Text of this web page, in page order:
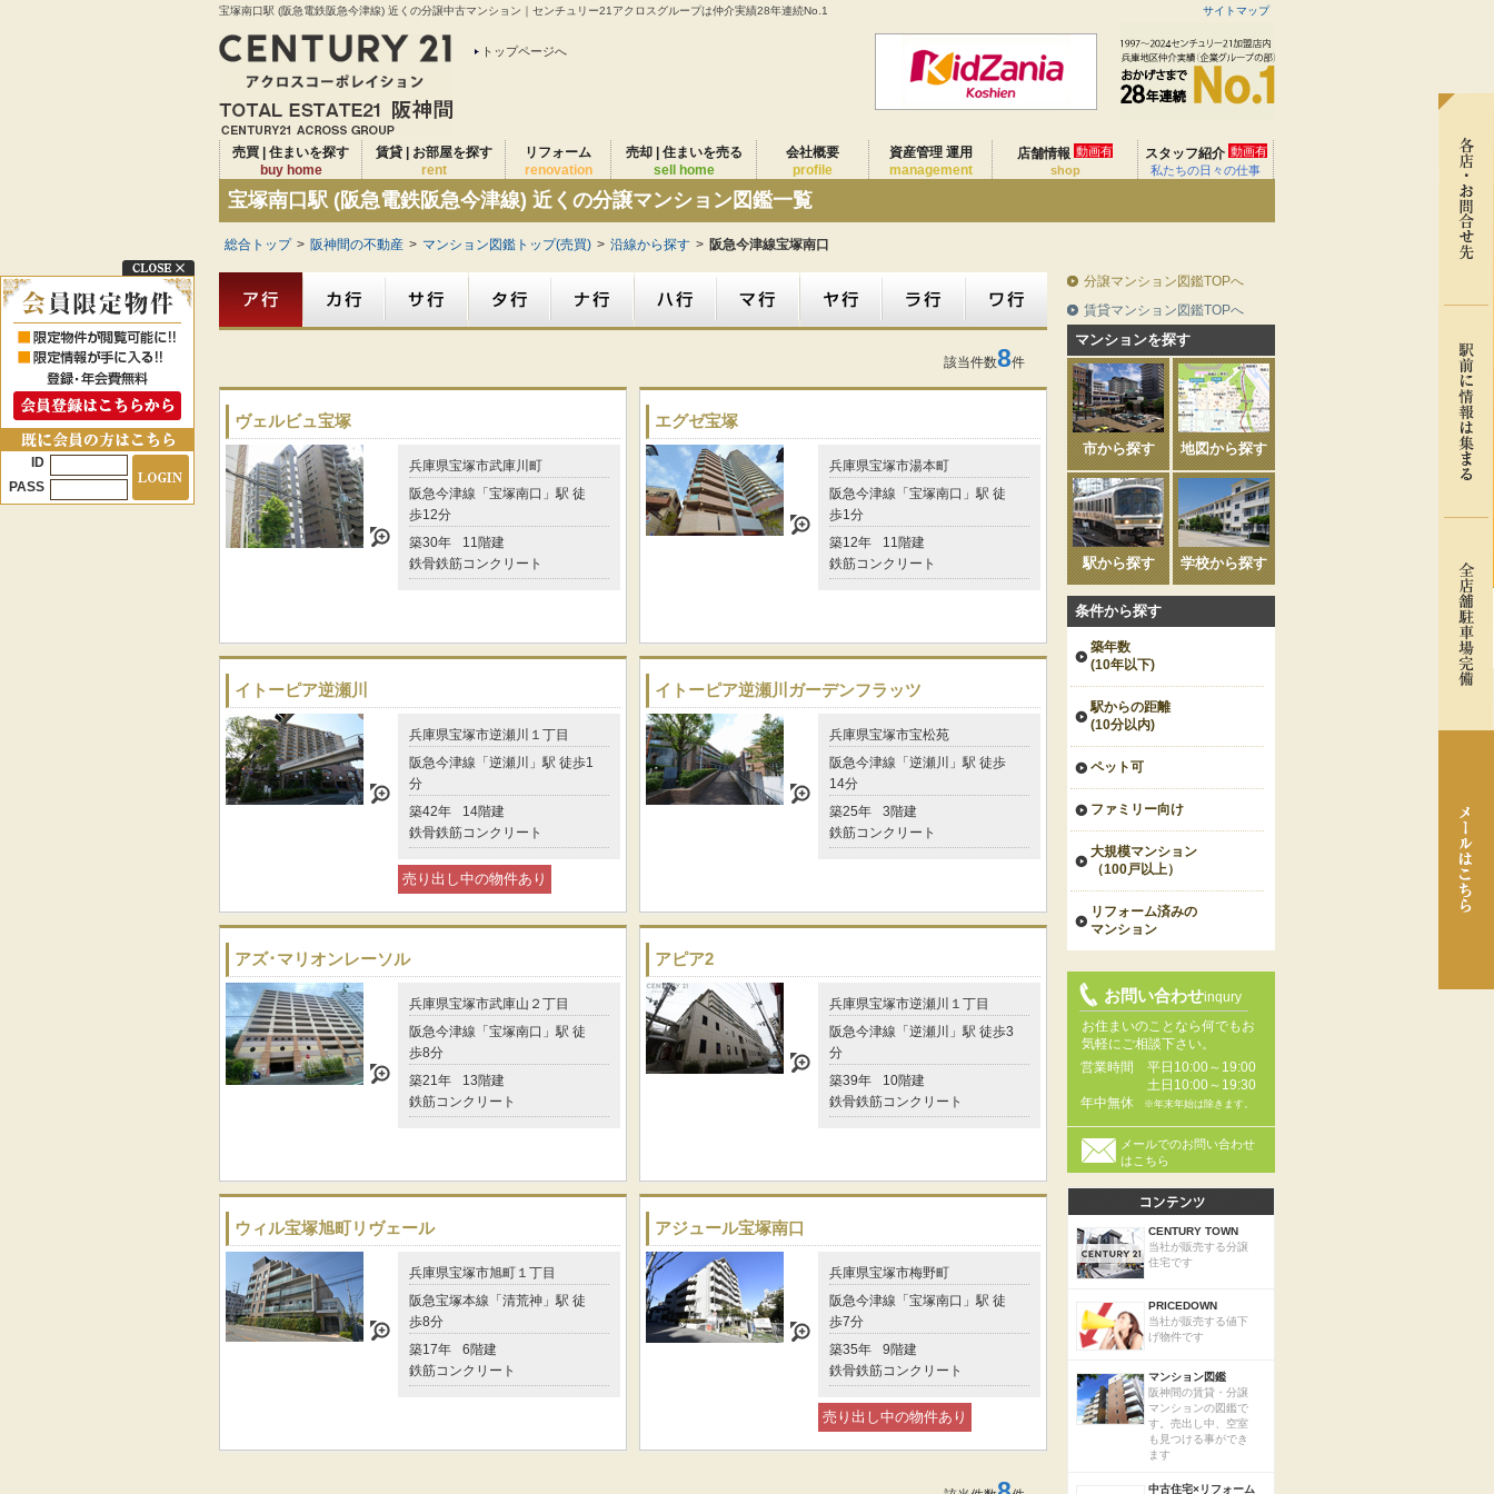
宝塚南口駅 (阪急電鉄阪急今津線) 近くの分譲中古マンション｜センチュリー21アクロスグループは仲介実績28年連続No.1 サイトマップ
トップページへ
売買 | 住まいを探す
buy home
賃貸 | お部屋を探す
rent
リフォーム
renovation
売却 | 住まいを売る
sell home
会社概要
profile
資産管理 運用
management
店舗情報 動画有
shop
スタッフ紹介 動画有
私たちの日々の仕事
宝塚南口駅 (阪急電鉄阪急今津線) 近くの分譲マンション図鑑一覧
総合トップ > 阪神間の不動産 > マンション図鑑トップ(売買) > 沿線から探す > 阪急今津線宝塚南口
分譲マンション図鑑TOPへ
賃貸マンション図鑑TOPへ
マンションを探す
市から探す 地図から探す
駅から探す 学校から探す
条件から探す
築年数
(10年以下)
駅からの距離
(10分以内)
ペット可
ファミリー向け
大規模マンション
（100戸以上）
リフォーム済みの
マンション
お問い合わせinqury
お住まいのことなら何でもお
気軽にご相談下さい。
営業時間
平日10:00～19:00
土日10:00～19:30
年中無休
※年末年始は除きます。
メールでのお問い合わせ
はこちら
CENTURY TOWN
当社が販売する分譲
住宅です
PRICEDOWN
当社が販売する値下
げ物件です
マンション図鑑
阪神間の賃貸・分譲
マンションの図鑑で
す。売出し中、空室
も見つける事ができ
ます
中古住宅×リフォーム
該当件数8件
ヴェルビュ宝塚
兵庫県宝塚市武庫川町
阪急今津線「宝塚南口」駅 徒
歩12分
築30年
11階建
鉄骨鉄筋コンクリート
エグゼ宝塚
兵庫県宝塚市湯本町
阪急今津線「宝塚南口」駅 徒
歩1分
築12年
11階建
鉄筋コンクリート
イトーピア逆瀬川
兵庫県宝塚市逆瀬川１丁目
阪急今津線「逆瀬川」駅 徒歩1
分
築42年
14階建
鉄骨鉄筋コンクリート
売り出し中の物件あり
イトーピア逆瀬川ガーデンフラッツ
兵庫県宝塚市宝松苑
阪急今津線「逆瀬川」駅 徒歩
14分
築25年
3階建
鉄筋コンクリート
アズ･マリオンレーソル
兵庫県宝塚市武庫山２丁目
阪急今津線「宝塚南口」駅 徒
歩8分
築21年
13階建
鉄筋コンクリート
アピア2
兵庫県宝塚市逆瀬川１丁目
阪急今津線「逆瀬川」駅 徒歩3
分
築39年
10階建
鉄骨鉄筋コンクリート
ウィル宝塚旭町リヴェール
兵庫県宝塚市旭町１丁目
阪急宝塚本線「清荒神」駅 徒
歩8分
築17年
6階建
鉄筋コンクリート
アジュール宝塚南口
兵庫県宝塚市梅野町
阪急今津線「宝塚南口」駅 徒
歩7分
築35年
9階建
鉄骨鉄筋コンクリート
売り出し中の物件あり
ID
PASS